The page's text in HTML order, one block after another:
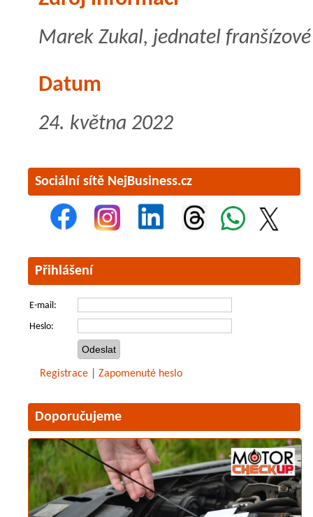
Marek Zukal, jednatel
Datum
24. května 2022
Sociální sítě NejBusiness.cz
Přihlášení
E-mail:
Heslo:
Registrace Zapomenuté heslo
Doporučujeme